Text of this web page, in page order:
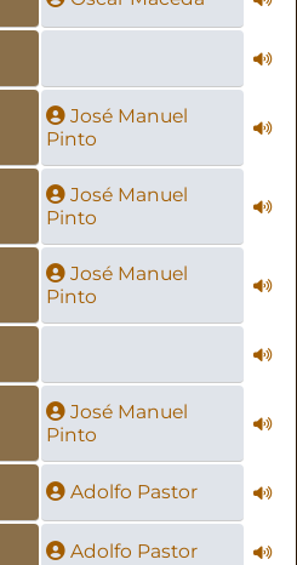
José Manuel
Pinto
José Manuel
Pinto
José Manuel
Pinto
José Manuel
Pinto
Adolfo Pastor
Adolfo Pastor